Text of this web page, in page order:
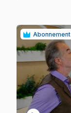
Abonnement